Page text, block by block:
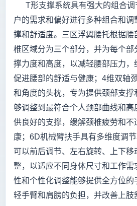
T形支撑系统具有强大的组合调
户的需求和偏好进行多种组合和
撑和舒适度。三区浮翼腰托根据腰
椎区域分为三个部分，并为每个部
撑力度和高度，以减轻腰部压力，
促进腰部的舒适与健康；4维双轴
和角度的头枕，专为提供颈部支撑
够调整到最符合个人颈部曲线和高
供良好的支撑，缓解颈椎疲劳和不
康；6D机械臂扶手具有多维度调
可以前后调节、左右旋转、上下移
整，以适应不同身体尺寸和工作需
性和个性化调整能够提供全方位的
轻手臂和肩膀的负担，并改善上肢